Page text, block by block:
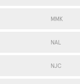
MMK
NAL
NJC